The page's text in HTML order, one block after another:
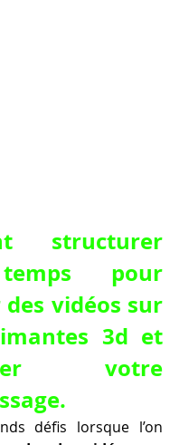
structurer
pour
vidéos sur
3d et
votre
défis lorsque l’on